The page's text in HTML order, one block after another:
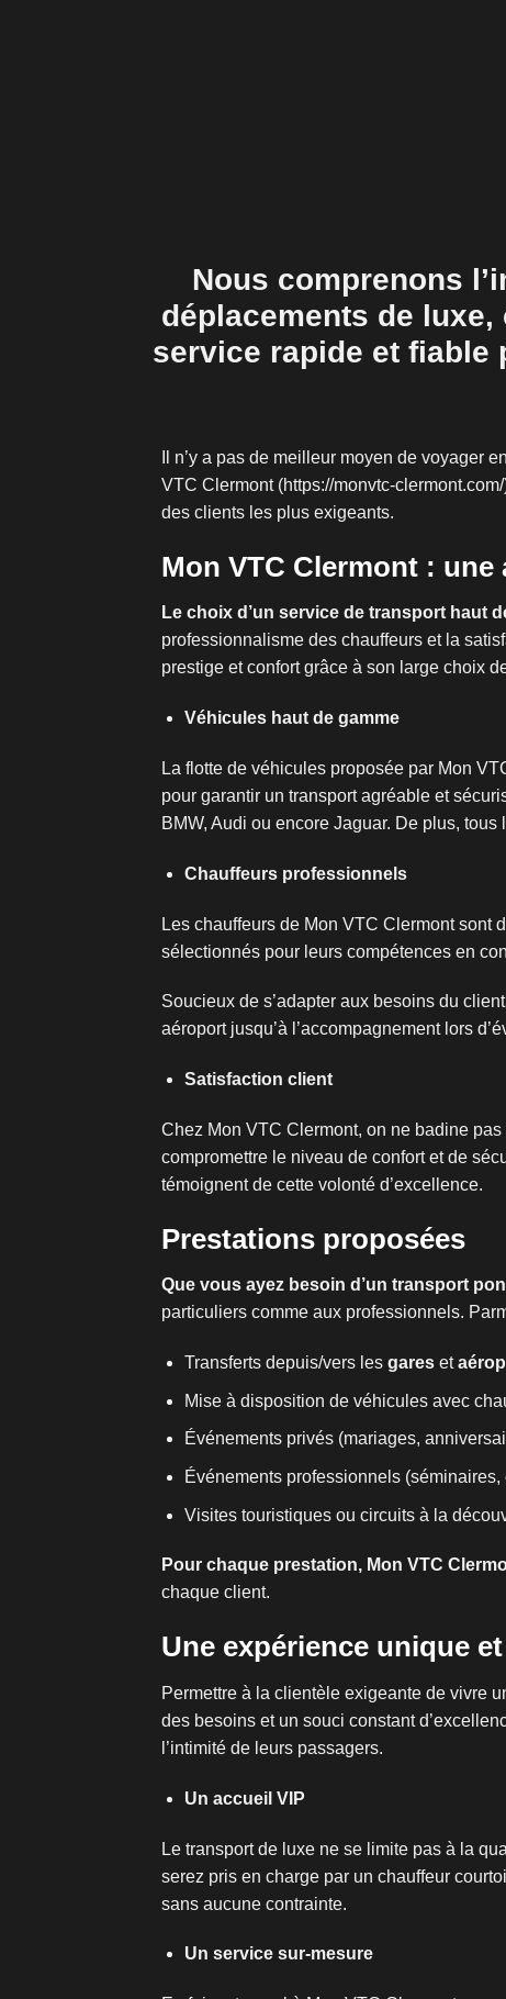
Nous comprenons
déplacements de
service rapide et fiable
Il n’y a pas de meilleur moyen de voyager
VTC Clermont (https://monvtc-
des clients les plus exigeants.
Mon VTC Clermont :
Le choix d’un service de transport haut
professionnalisme des chauffeurs et la
prestige et confort grâce à son large choix
Véhicules haut de gamme
La flotte de véhicules proposée par Mon
pour garantir un transport agréable et
BMW, Audi ou encore Jaguar. De plus,
Chauffeurs professionnels
Les chauffeurs de Mon VTC Clermont sont
sélectionnés pour leurs compétences en
Soucieux de s’adapter aux besoins du
aéroport jusqu’à l’accompagnement lors
Satisfaction client
Chez Mon VTC Clermont, on ne badine
compromettre le niveau de confort et de
témoignent de cette volonté d’excellence.
Prestations proposées
Que vous ayez besoin d’un transport
particuliers comme aux professionnels.
Transferts depuis/vers les gareset
Mise à disposition de véhicules avec
Événements privés (mariages,
Événements professionnels
Visites touristiques ou circuits à la
Pour chaque prestation, Mon VTC
chaque client.
Une expérience unique
Permettre à la clientèle exigeante de vivre
des besoins et un souci constant
l’intimité de leurs passagers.
Un accueil VIP
Le transport de luxe ne se limite pas à la
serez pris en charge par un chauffeur
sans aucune contrainte.
Un service sur-mesure